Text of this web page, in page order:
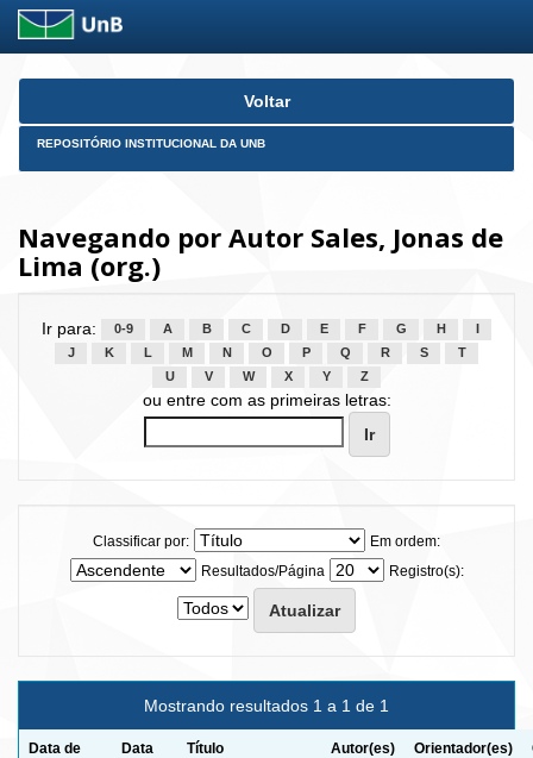
Skip
Voltar
REPOSITÓRIO INSTITUCIONAL DA UNB
Navegando por Autor Sales, Jonas de
Lima (org.)
Ir para: 0-9 A B C D E F G H
J
K L M N O P Q R S
T
U
V W X Y Z
ou entre com as primeiras letras:
Classificar por:
Em ordem:
Resultados/Página
Registro(s):
Mostrando resultados 1 a 1 de 1
Data de
Data
Título Autor(es) Orientador(es)